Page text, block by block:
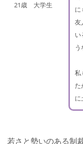
21歳 大学生
に
友
い
私
た
に
若さと勢いのある制